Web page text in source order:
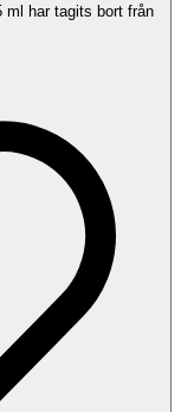
ml har tagits bort från